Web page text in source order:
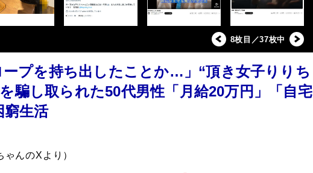
8枚目／37枚中
ープを持ち出したことか…」“頂き女子りりち
騙し取られた50代男性「月給20万円」「自宅
窮生活
んのXより）